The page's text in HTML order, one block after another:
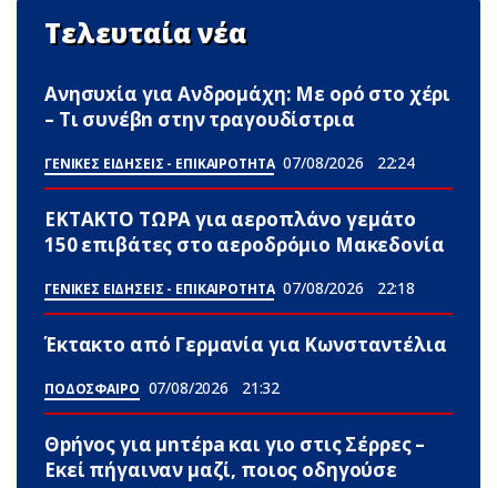
Τελευταία νέα
Ανησυxία για Ανδρομάχη: Με ορό στο χέρι
– Τι συνέβn στην τραγουδίστρια
ΓΕΝΙΚΕΣ ΕΙΔΗΣΕΙΣ - ΕΠΙΚΑΙΡΟΤΗΤΑ 07/08/2026 22:24
ΕΚΤΑΚΤΟ ΤΩΡΑ για αεροπλάνο γεμάτο
150 επιβάτες στο αεροδρόμιο Μακεδονία
ΓΕΝΙΚΕΣ ΕΙΔΗΣΕΙΣ - ΕΠΙΚΑΙΡΟΤΗΤΑ 07/08/2026 22:18
Έκτακτο από Γερμανία για Κωνσταντέλια
ΠΟΔΟΣΦΑΙΡΟ 07/08/2026 21:32
Θpήvος για μnτέpa και γιο στις Σέρρες –
Εκεί πήγαιναν μαζί, ποιος οδηγούσε